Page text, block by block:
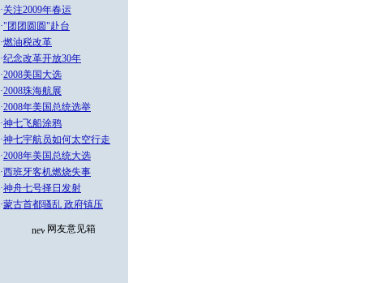
·关注2009年春运
·"团团圆圆"赴台
·燃油税改革
·纪念改革开放30年
·2008美国大选
·2008珠海航展
·2008年美国总统选举
·神七飞船涂鸦
·神七宇航员如何太空行走
·2008年美国总统大选
·西班牙客机燃烧失事
·神舟七号择日发射
·蒙古首都骚乱 政府镇压
网友意见箱